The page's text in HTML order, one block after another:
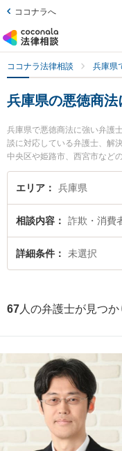
ココナラへ
ココナラ法律相談 兵庫県
兵庫県の悪徳商
兵庫県で悪徳商法に強い弁護
談に対応している弁護士、解
中央区や姫路市、西宮市など
者問題に関係する投資詐欺や
索もでき便利です。特にノー
土日や夜間に発生した悪徳商
『悪徳商法のトラブル解決の
談無料で悪徳商法を法律相談
エリア 兵庫県
相談内容 詐欺・消費
詳細条件 未選択
67 人の弁護士が見つか